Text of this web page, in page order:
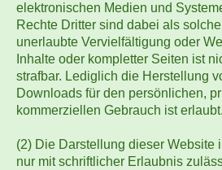
elektronischen Medien und
Rechte Dritter sind dabei als
unerlaubte Vervielfältigung oder
Inhalte oder kompletter Seiten ist
strafbar. Lediglich die Herstellung
Downloads für den persönlichen,
kommerziellen Gebrauch ist erlaubt.
(2) Die Darstellung dieser Website
nur mit schriftlicher Erlaubnis